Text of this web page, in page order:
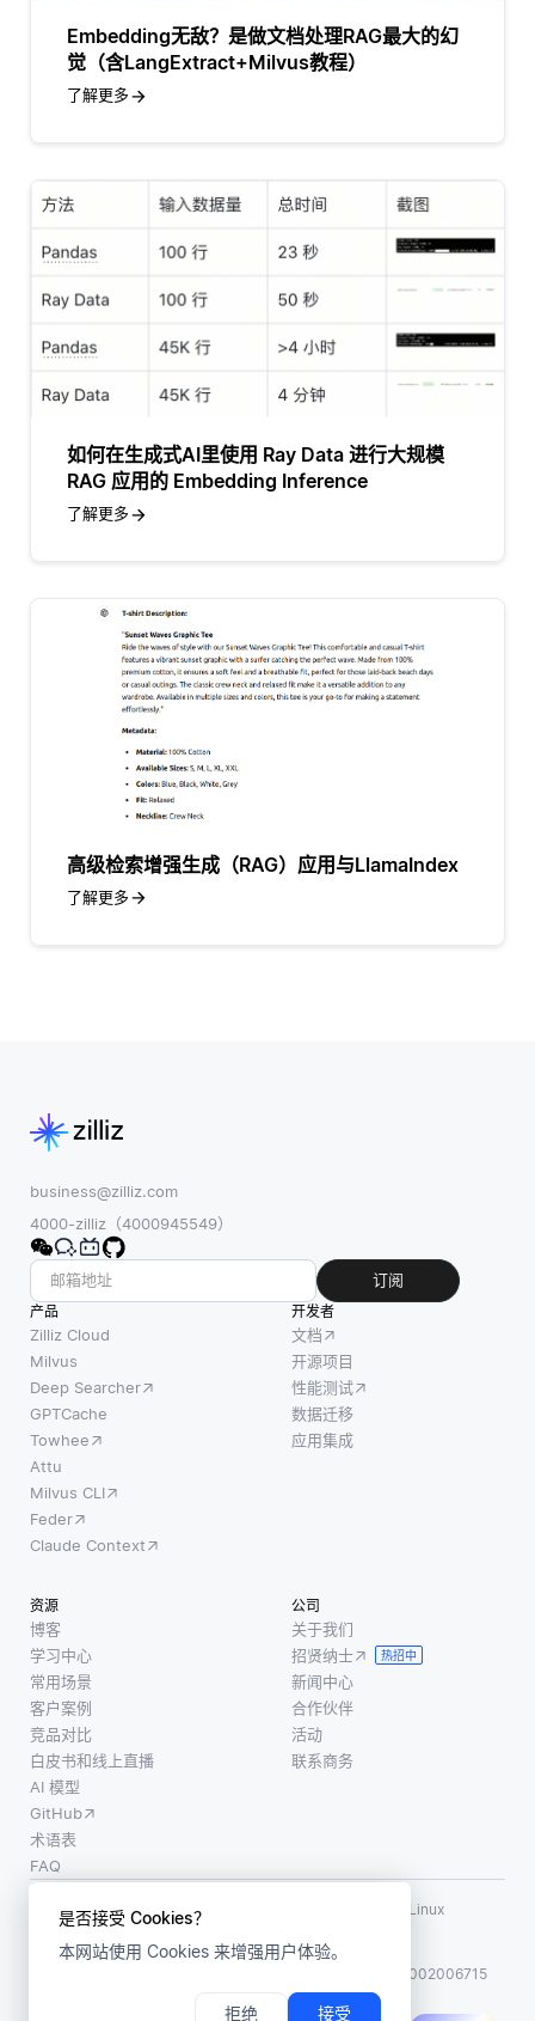
是否接受 Cookies？
本网站使用 Cookies 来增强用户体验。
拒绝 接受
Embedding无敌？是做文档处理RAG最大的幻
觉（含LangExtract+Milvus教程）
了解更多
如何在生成式AI里使用 Ray Data 进行大规模
RAG 应用的 Embedding Inference
了解更多
高级检索增强生成（RAG）应用与LlamaIndex
了解更多
business@zilliz.com
4000-zilliz（4000945549）
订阅
产品
Zilliz Cloud
Milvus
Deep Searcher
GPTCache
Towhee
Attu
Milvus CLI
Feder
Claude Context
开发者
文档
开源项目
性能测试
数据迁移
应用集成
资源
博客
学习中心
常用场景
客户案例
竞品对比
白皮书和线上直播
AI 模型
GitHub
术语表
FAQ
公司
关于我们
招贤纳士
热招中
新闻中心
合作伙伴
活动
联系商务
使用条款
LF AI、LF AI & Data、Milvus，以及相关的开源项目名称为 Linux
Foundation 所有商标
版权所有 ©2026 上海赜睿信息科技有限公司保留所有权利
沪公网安备31011002006715